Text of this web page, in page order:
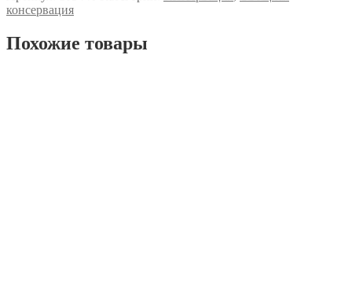
консервация
Похожие товары